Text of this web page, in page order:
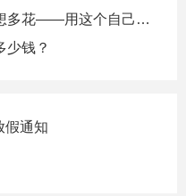
这个自己也能把账做明白
少钱？
假通知